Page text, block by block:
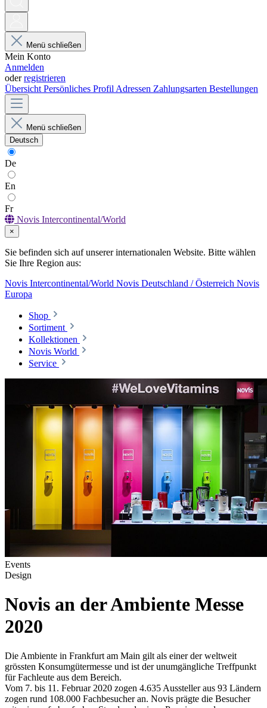
Menü schließen
Mein Konto
Anmelden
oderregistrieren
Übersicht Persönliches Profil Adressen Zahlungsarten Bestellungen
Menü schließen
Deutsch
De
En
Fr
Novis Intercontinental/World
×
Sie befinden sich auf unserer internationalen Website. Bitte wählen
Sie Ihre Region aus:
Novis Intercontinental/World Novis Deutschland / Österreich Novis
Europa
Shop
Sortiment
Kollektionen
Novis World
Service
Events
Design
Novis an der Ambiente Messe
2020
Die Ambiente in Frankfurt am Main gilt als einer der weltweit
grössten Konsumgütermesse und ist der unumgängliche Treffpunkt
für Fachleute aus dem Bereich.
Vom 7. bis 11. Februar 2020 zogen 4.635 Aussteller aus 93 Ländern
zogen rund 108.000 Fachbesucher an. Novis prägte die Besucher